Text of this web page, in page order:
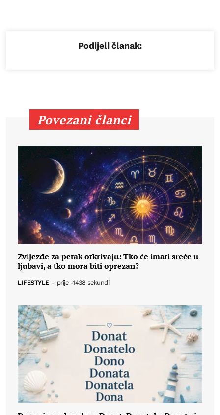
Podijeli članak:
Povezani članci
Zvijezde za petak otkrivaju: Tko će imati sreće u
ljubavi, a tko mora biti oprezan?
LIFESTYLE - prije -1438 sekundi